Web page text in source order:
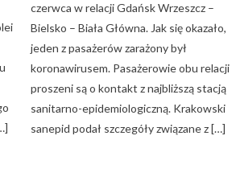
czerwca w relacji Gdańsk Wrzeszcz –
Bielsko – Biała Główna. Jak się okazało,
jeden z pasażerów zarażony był
koronawirusem. Pasażerowie obu relacji
proszeni są o kontakt z najbliższą stacją
sanitarno-epidemiologiczną. Krakowski
sanepid podał szczegóły związane z […]